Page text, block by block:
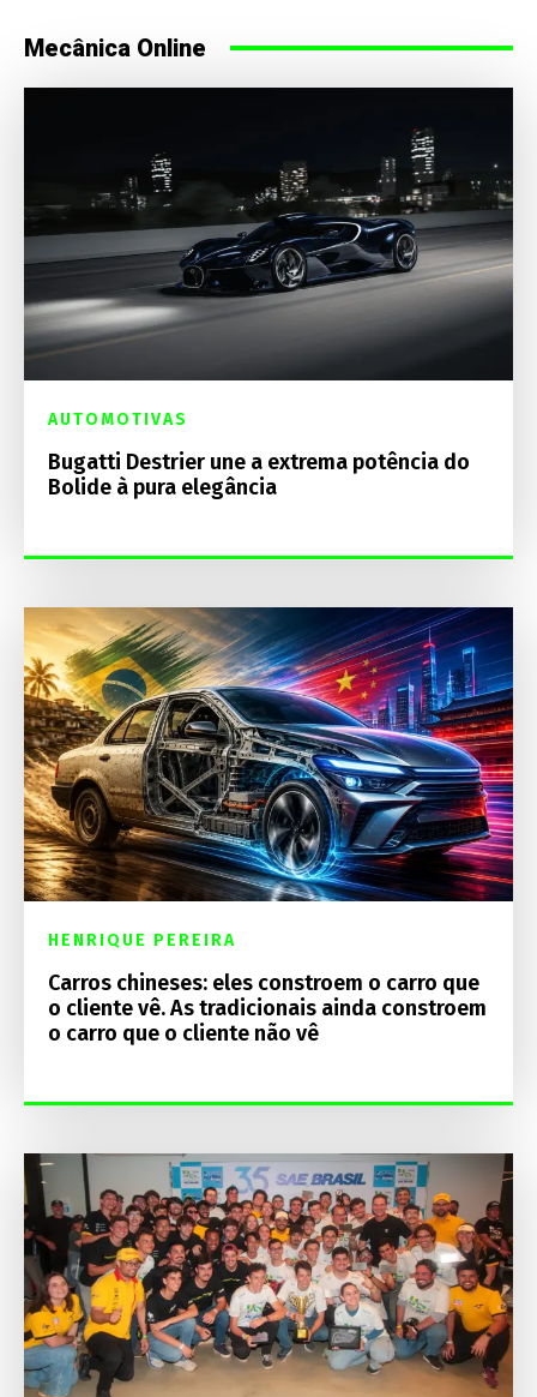
Mecânica Online
AUTOMOTIVAS
Bugatti Destrier une a extrema potência do
Bolide à pura elegância
HENRIQUE PEREIRA
Carros chineses: eles constroem o carro que
o cliente vê. As tradicionais ainda constroem
o carro que o cliente não vê